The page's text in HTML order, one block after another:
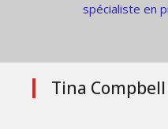
spécialiste en
Tina Compbell